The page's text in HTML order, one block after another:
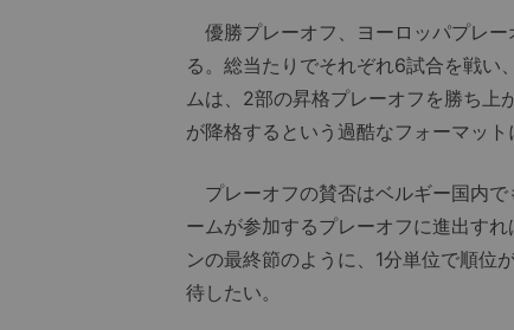
優勝プレーオフ、ヨーロッパプレー
る。総当たりでそれぞれ6試合を戦い
ムは、2部の昇格プレーオフを勝ち上
が降格するという過酷なフォーマット
プレーオフの賛否はベルギー国内
ームが参加するプレーオフに進出す
ンの最終節のように、1分単位で順位
待したい。